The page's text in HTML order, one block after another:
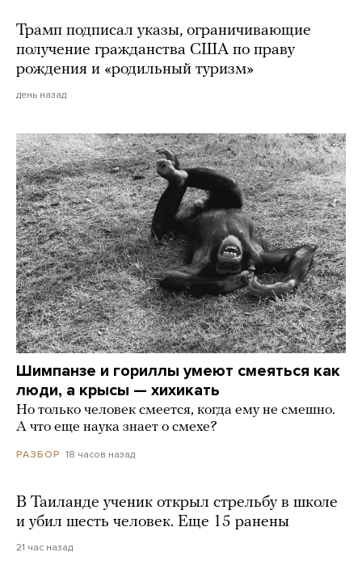
Трамп подписал указы, ограничивающие
получение гражданства США по праву
рождения и «родильный туризм»
день назад
Шимпанзе и гориллы умеют смеяться как
люди, а крысы — хихикать
Но только человек смеется, когда ему не смешно.
А что еще наука знает о смехе?
РАЗБОР 18 часов назад
В Таиланде ученик открыл стрельбу в школе
и убил шесть человек. Еще 15 ранены
21 час назад